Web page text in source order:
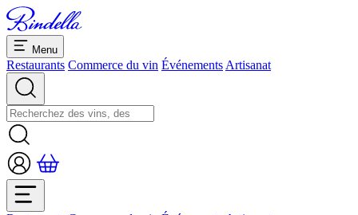
Menu
Restaurants Commerce du vin Événements Artisanat